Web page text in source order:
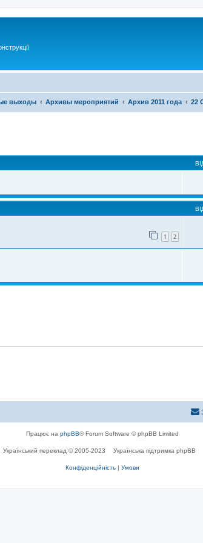
выходы Архивы мероприятий Архив 2011 года 22
1 2
Працює на phpBB® Forum Software © phpBB Limited
Український переклад © 2005-2023 Українська підтримка phpBB
Конфіденційність | Умови